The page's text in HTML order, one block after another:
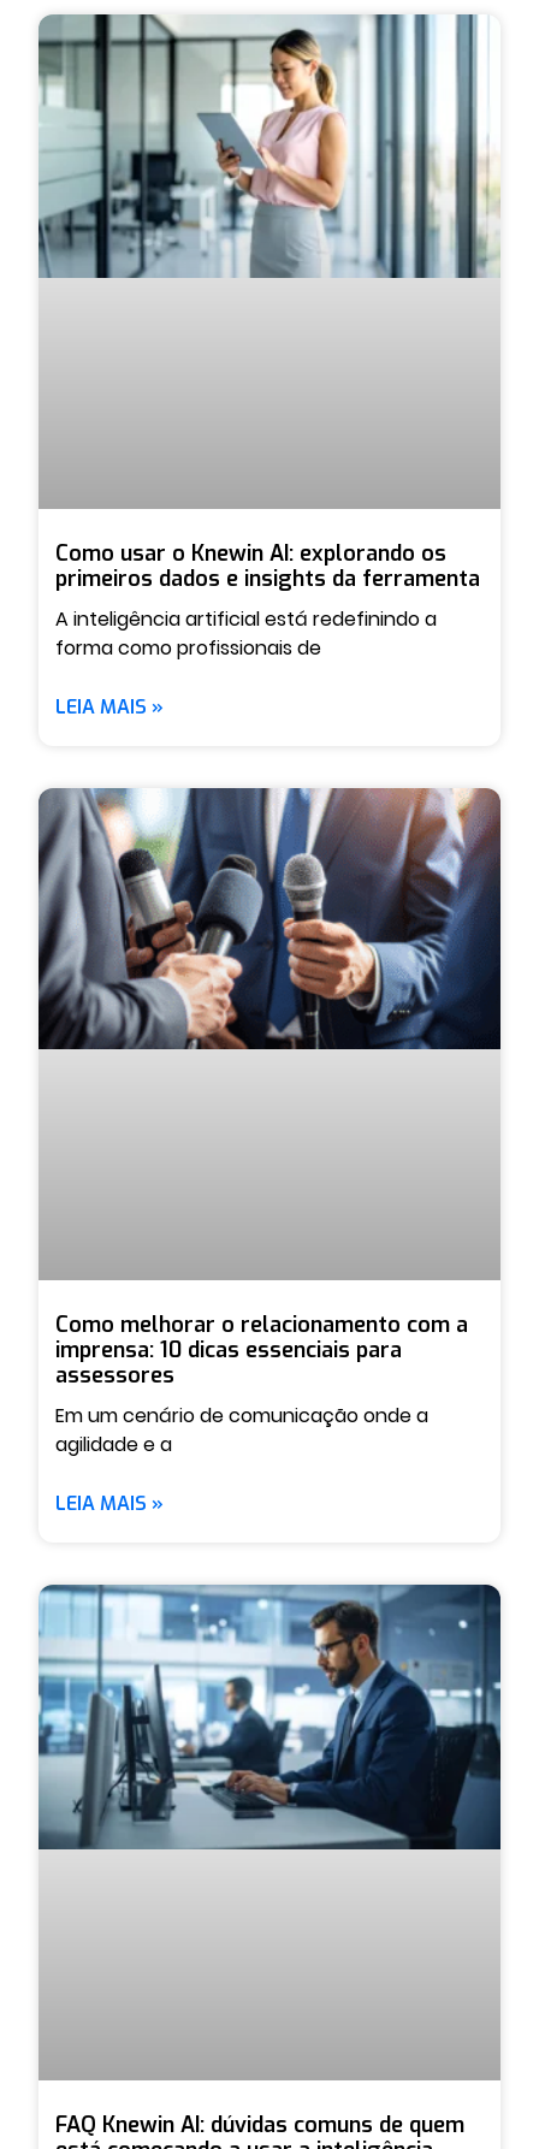
Como usar o Knewin AI: explorando os
primeiros dados e insights da ferramenta
A inteligência artificial está redefinindo a
forma como profissionais de
LEIA MAIS »
Como melhorar o relacionamento com a
imprensa: 10 dicas essenciais para
assessores
Em um cenário de comunicação onde a
agilidade e a
LEIA MAIS »
FAQ Knewin AI: dúvidas comuns de quem